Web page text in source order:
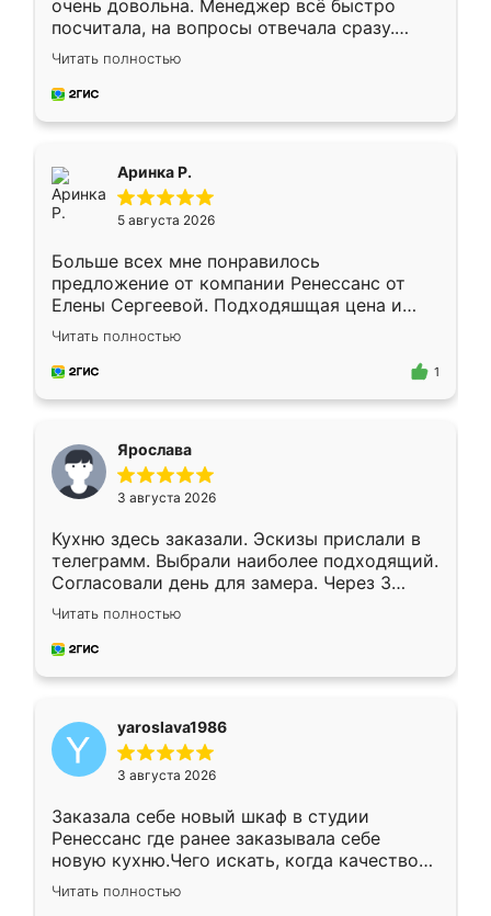
очень довольна. Менеджер всё быстро
посчитала, на вопросы отвечала сразу.
Замерщик приехал в субботу, подошёл к
делу со всей ответственностью. Собрали
за день, ребята работали аккуратно, даже
Читать полностью
Аринка Р.
5 августа 2026
Больше всех мне понравилось
предложение от компании Ренессанс от
Елены Сергеевой. Подходяшщая цена и
короткие сроки изготовления. Приехавший
для замера сотрудник Владислав
предложил по моему эскизу самый
Читать полностью
1
Ярослава
3 августа 2026
Кухню здесь заказали. Эскизы прислали в
телеграмм. Выбрали наиболее подходящий.
Согласовали день для замера. Через 3
недели кухня была уже готова. Остались
довольны работой. Спасибо Ренессанс
мебель за качественную работу!
Читать полностью
yaroslava1986
3 августа 2026
Заказала себе новый шкаф в студии
Ренессанс где ранее заказывала себе
новую кухню.Чего искать, когда качеством
вполне довольна. Служит кухня уже почти
два года, нареканий нет.
Читать полностью